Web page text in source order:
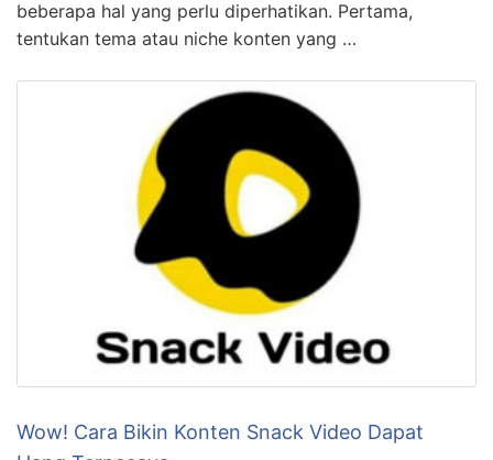
beberapa hal yang perlu diperhatikan. Pertama,
tentukan tema atau niche konten yang …
Wow! Cara Bikin Konten Snack Video Dapat